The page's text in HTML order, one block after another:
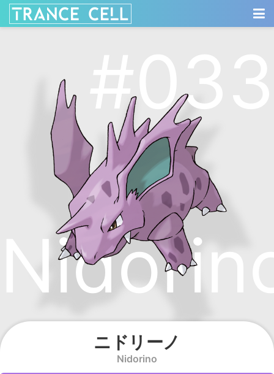
#033
ニドリーノ
Nidorino